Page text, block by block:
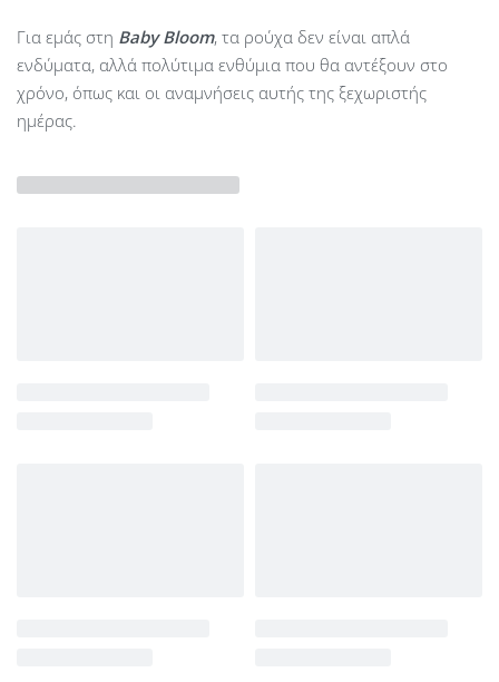
Για εμάς στη Baby Bloom, τα ρούχα δεν είναι απλά
ενδύματα, αλλά πολύτιμα ενθύμια που θα αντέξουν στο
χρόνο, όπως και οι αναμνήσεις αυτής της ξεχωριστής
ημέρας.